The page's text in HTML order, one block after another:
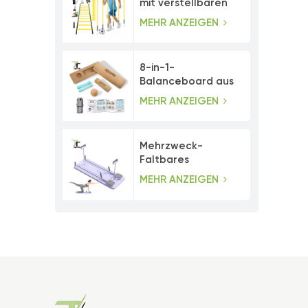
mit verstellbaren
Agility-Stangen
MEHR ANZEIGEN
8-in-1-
Balanceboard aus
Kork mit
MEHR ANZEIGEN
Mehrzweck-
Faltbares
Bauchmuskeltrainer-
MEHR ANZEIGEN